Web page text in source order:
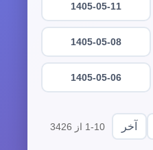
1405-05-11
1405-05-08
1405-05-06
آخر 1-10 از 3426